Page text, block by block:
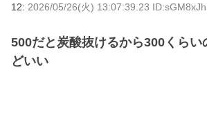
12: 2026/05/26(火) 13:07:39.23
500だと炭酸抜けるから300くらい
どいい